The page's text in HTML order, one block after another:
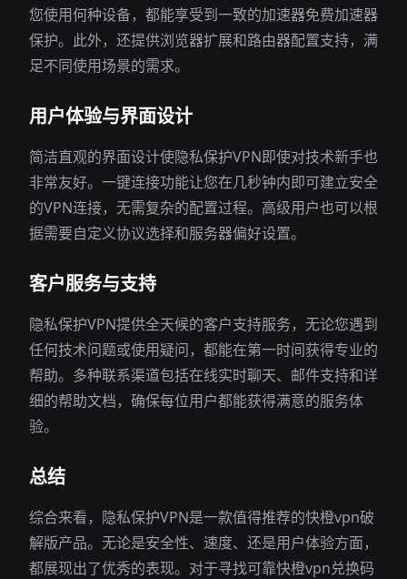
您使用何种设备，都能享受到一致的加速器免费加速器
保护。此外，还提供浏览器扩展和路由器配置支持，满
足不同使用场景的需求。
用户体验与界面设计
简洁直观的界面设计使隐私保护VPN即使对技术新手也
非常友好。一键连接功能让您在几秒钟内即可建立安全
的VPN连接，无需复杂的配置过程。高级用户也可以根
据需要自定义协议选择和服务器偏好设置。
客户服务与支持
隐私保护VPN提供全天候的客户支持服务，无论您遇到
任何技术问题或使用疑问，都能在第一时间获得专业的
帮助。多种联系渠道包括在线实时聊天、邮件支持和详
细的帮助文档，确保每位用户都能获得满意的服务体
验。
总结
综合来看，隐私保护VPN是一款值得推荐的快橙vpn破
解版产品。无论是安全性、速度、还是用户体验方面，
都展现出了优秀的表现。对于寻找可靠快橙vpn兑换码